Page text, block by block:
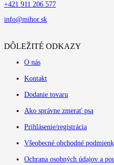
+421 911 206 577
info@mihor.sk
DÔLEŽITÉ ODKAZY
O nás
Kontakt
Dodanie tovaru
Ako správne zmerať psa
Prihlásenie/registrácia
Všeobecné obchodné
Ochrana osobných údajov a